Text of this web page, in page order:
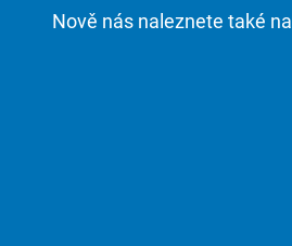
Nově nás naleznete také na